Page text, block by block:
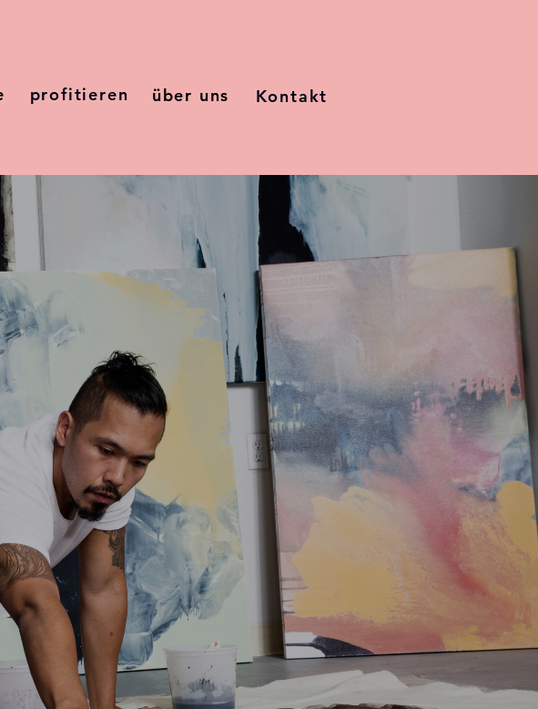
profitieren über uns Kontakt